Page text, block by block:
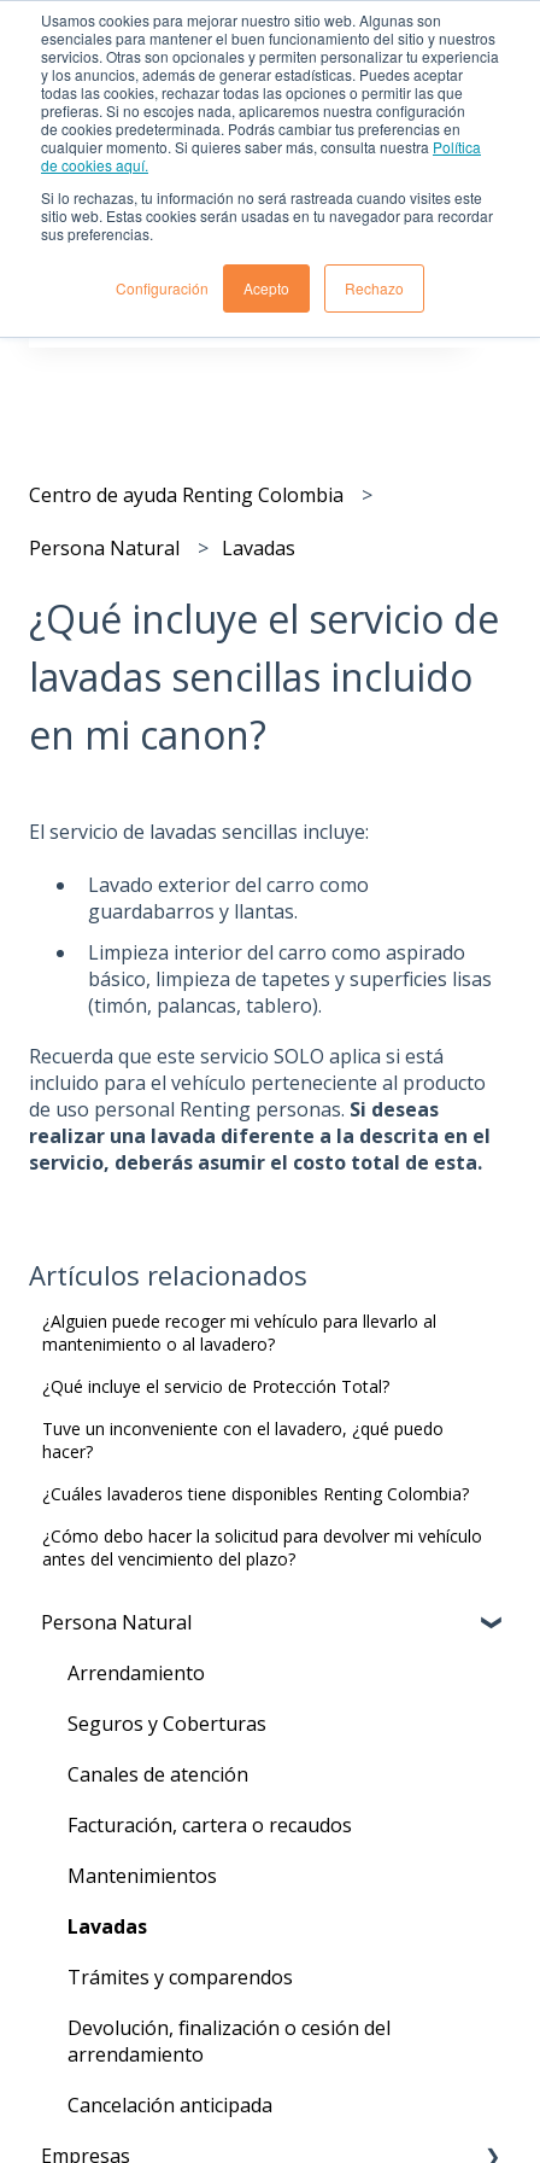
Usamos cookies para mejorar nuestro sitio web. Algunas son
esenciales para mantener el buen funcionamiento del sitio y nuestros
servicios. Otras son opcionales y permiten personalizar tu experiencia
y los anuncios, además de generar estadísticas. Puedes aceptar
todas las cookies, rechazar todas las opciones o permitir las que
prefieras. Si no escojes nada, aplicaremos nuestra configuración
de cookies predeterminada. Podrás cambiar tus preferencias en
cualquier momento. Si quieres saber más, consulta nuestra Política
de cookies aquí.
Si lo rechazas, tu información no será rastreada cuando visites este
sitio web. Estas cookies serán usadas en tu navegador para recordar
sus preferencias.
Configuración Acepto Rechazo
Centro de ayuda de
Renting Colombia
Sitio
web
Déjanos resolver tus dudas
Centro de ayuda Renting Colombia
Persona Natural Lavadas
¿Qué incluye el servicio de
lavadas sencillas incluido
en mi canon?
El servicio de lavadas sencillas incluye:
Lavado exterior del carro como
guardabarros y llantas.
Limpieza interior del carro como aspirado
básico, limpieza de tapetes y superficies lisas
(timón, palancas, tablero).
Recuerda que este servicio SOLO aplica si está
incluido para el vehículo perteneciente al producto
de uso personal Renting personas. Si deseas
realizar una lavada diferente a la descrita en el
servicio, deberás asumir el costo total de esta.
Artículos relacionados
¿Alguien puede recoger mi vehículo para llevarlo al
mantenimiento o al lavadero?
¿Qué incluye el servicio de Protección Total?
Tuve un inconveniente con el lavadero, ¿qué puedo
hacer?
¿Cuáles lavaderos tiene disponibles Renting Colombia?
¿Cómo debo hacer la solicitud para devolver mi vehículo
antes del vencimiento del plazo?
Persona Natural
Arrendamiento
Seguros y Coberturas
Canales de atención
Facturación, cartera o recaudos
Mantenimientos
Lavadas
Trámites y comparendos
Devolución, finalización o cesión del
arrendamiento
Cancelación anticipada
Empresas